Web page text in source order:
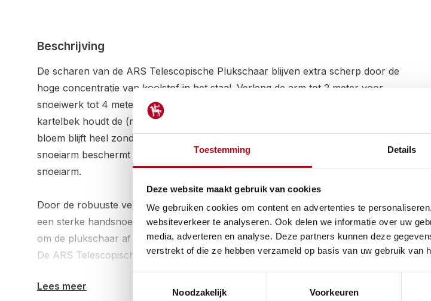
Toestemming Details
Deze website maakt gebruik van cookies
We gebruiken cookies om content en advertenties te
websiteverkeer te analyseren. Ook delen we informatie over uw
media, adverteren en analyse. Deze partners kunnen deze
verstrekt of die ze hebben verzameld op basis van uw gebruik van
Noodzakelijk
Voorkeuren
Beschrijving
De scharen van de ARS Telescopische Plukschaar blijven extra scherp door de
hoge concentratie van koolstof in het staal. Verleng de arm tot 2 meter voor
snoeiwerk tot 4 meter (incl. armlengte). De aan de scharen verbonden
kartelbek houdt de (rozen)tak vast na het knippen, zodat de tak niet valt. De
bloem blijft heel zonder te hoeven bukken. De chromen behuizing van de
snoeiarm beschermt het interne knipmechanisme en voorkomt buigen van de
snoeiarm.
Door de robuuste verbinding tussen het heft en het scharen voelt het alsof je
een sterke handsnoeischaar hanteert. De knipbek stel je af in twee breedten,
om de plukschaar af te stellen op het knippen van twijgjes en takken tot 8 mm.
De ARS Telescopische Plukschaar staat garant voor jarenlang snoeiplezier.
Productinformatie:
Lees meer